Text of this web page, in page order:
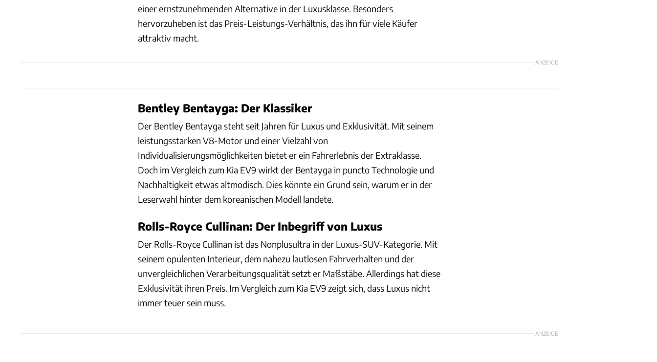
einer ernstzunehmenden Alternative in der Luxusklasse. Besonders
hervorzuheben ist das Preis-Leistungs-Verhältnis, das ihn für viele Käufer
attraktiv macht.
ANZEIGE
Bentley Bentayga: Der Klassiker
Der Bentley Bentayga steht seit Jahren für Luxus und Exklusivität. Mit seinem
leistungsstarken V8-Motor und einer Vielzahl von
Individualisierungsmöglichkeiten bietet er ein Fahrerlebnis der Extraklasse.
Doch im Vergleich zum Kia EV9 wirkt der Bentayga in puncto Technologie und
Nachhaltigkeit etwas altmodisch. Dies könnte ein Grund sein, warum er in der
Leserwahl hinter dem koreanischen Modell landete.
Rolls-Royce Cullinan: Der Inbegriff von Luxus
Der Rolls-Royce Cullinan ist das Nonplusultra in der Luxus-SUV-Kategorie. Mit
seinem opulenten Interieur, dem nahezu lautlosen Fahrverhalten und der
unvergleichlichen Verarbeitungsqualität setzt er Maßstäbe. Allerdings hat diese
Exklusivität ihren Preis. Im Vergleich zum Kia EV9 zeigt sich, dass Luxus nicht
immer teuer sein muss.
ANZEIGE